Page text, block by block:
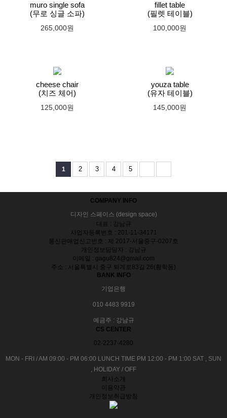
muro single sofa
(무로 싱글 소파)
265,000원
fillet table
(필렛 테이블)
100,000원
cheese chair
(치즈 체어)
125,000원
youza table
(유자 테이블)
145,000원
1 2 3 4 5
COMPANY INFO
디자인 스페이스 (design space)
대표 : 강남규
사업자등록번호 : 201-11-34171
통신판매업신고번호 : 제 2017-서울중구-0207호
개인정보담당자 : 강남규
이메일 : gagu824@gmail.com
주소 : 서울특별시 중구 퇴계로83길 26(황학동)
BANK INFO
기업은행
010 4483 9919
예금주 : 강남규
CS CENTER
02-2237-4280
MON - FRI / AM 09:00 - PM 06:00 LUNCH TIME PM 12:00 - PM 1:00 SAT , SUN
, HOLIDAY / OFF
회사소개
이용약관
개인정보취급방침